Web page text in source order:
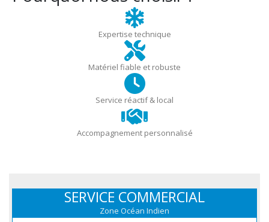
Expertise technique
Matériel fiable et robuste
Service réactif & local
Accompagnement personnalisé
SERVICE COMMERCIAL
Zone Océan Indien